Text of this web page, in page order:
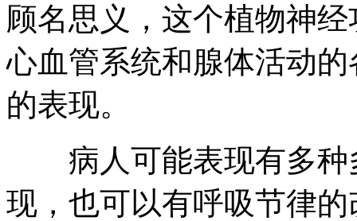
顾名思义，这个植物神
心血管系统和腺体活动
的表现。
病人可能表现有多种
现，也可以有呼吸节律